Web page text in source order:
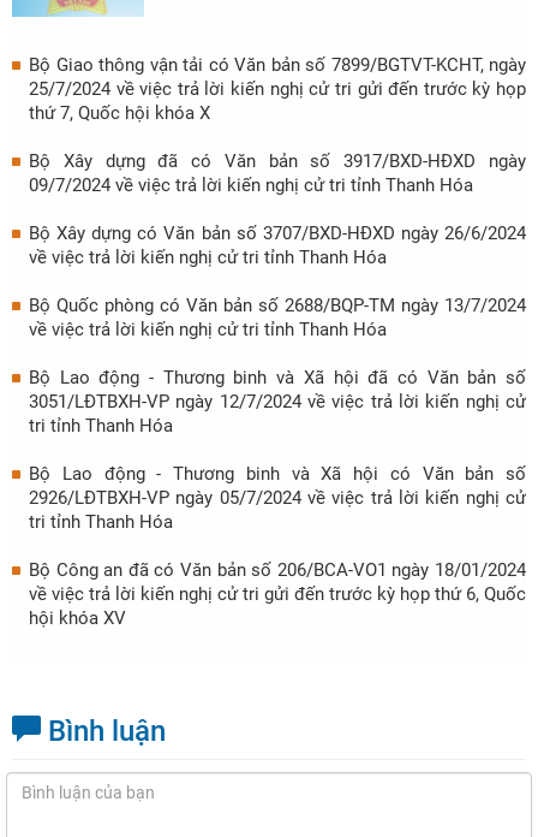
Bộ Giao thông vận tải có Văn bản số 7899/BGTVT-KCHT, ngày
25/7/2024 về việc trả lời kiến nghị cử tri gửi đến trước kỳ họp
thứ 7, Quốc hội khóa X
Bộ Xây dựng đã có Văn bản số 3917/BXD-HĐXD ngày
09/7/2024 về việc trả lời kiến nghị cử tri tỉnh Thanh Hóa
Bộ Xây dựng có Văn bản số 3707/BXD-HĐXD ngày 26/6/2024
về việc trả lời kiến nghị cử tri tỉnh Thanh Hóa
Bộ Quốc phòng có Văn bản số 2688/BQP-TM ngày 13/7/2024
về việc trả lời kiến nghị cử tri tỉnh Thanh Hóa
Bộ Lao động - Thương binh và Xã hội đã có Văn bản số
3051/LĐTBXH-VP ngày 12/7/2024 về việc trả lời kiến nghị cử
tri tỉnh Thanh Hóa
Bộ Lao động - Thương binh và Xã hội có Văn bản số
2926/LĐTBXH-VP ngày 05/7/2024 về việc trả lời kiến nghị cử
tri tỉnh Thanh Hóa
Bộ Công an đã có Văn bản số 206/BCA-VO1 ngày 18/01/2024
về việc trả lời kiến nghị cử tri gửi đến trước kỳ họp thứ 6, Quốc
hội khóa XV
Bình luận